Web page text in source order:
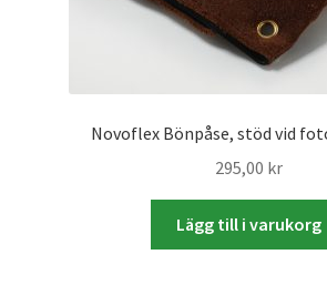
Novoflex Bönpåse, stöd vid
295,00 kr
Lägg till i varukorg